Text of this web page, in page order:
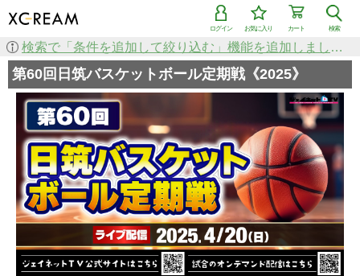
検索
カート
お気に入り
ログイン
検索で「条件を追加して絞り込む」機能を追加しました！
第60回日筑バスケットボール定期戦《2025》